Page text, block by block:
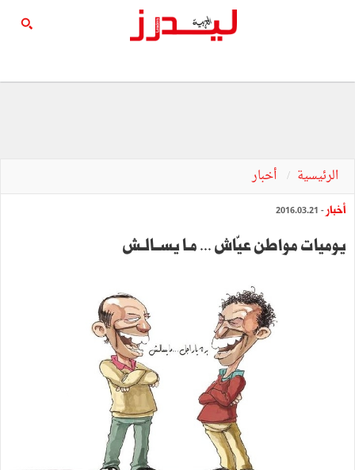
الرئيسية أخبار
أخبار - 2016.03.21
يوميات‭ ‬مواطن‭ ‬عيّاش ‭ ...‬مـا‭ ‬يســالــش‭ ‬